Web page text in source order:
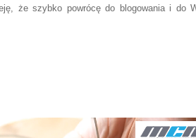
że szybko powrócę do blogowania i do